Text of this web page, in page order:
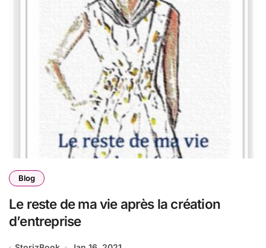
Blog
Le reste de ma vie après la création
d’entreprise